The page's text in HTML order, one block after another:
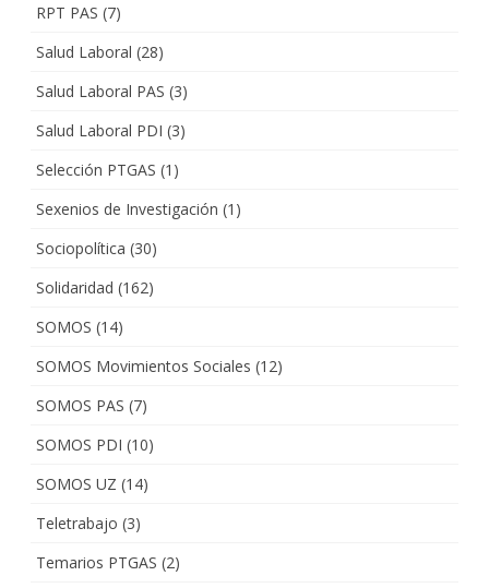
RPT PAS (7)
Salud Laboral (28)
Salud Laboral PAS (3)
Salud Laboral PDI (3)
Selección PTGAS (1)
Sexenios de Investigación (1)
Sociopolítica (30)
Solidaridad (162)
SOMOS (14)
SOMOS Movimientos Sociales (12)
SOMOS PAS (7)
SOMOS PDI (10)
SOMOS UZ (14)
Teletrabajo (3)
Temarios PTGAS (2)